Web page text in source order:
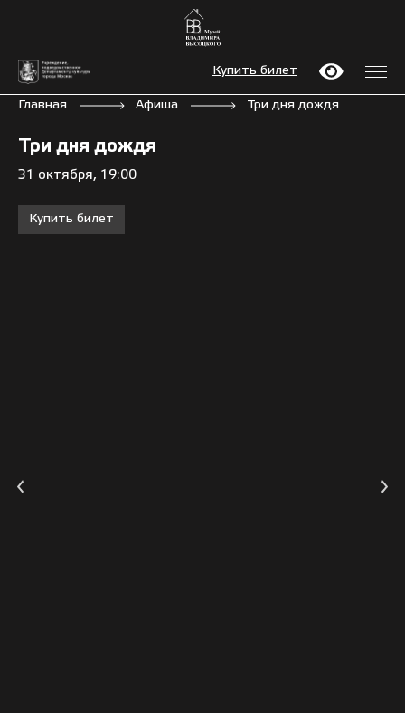
Купить билет
Главная Афиша Три дня дождя
Три дня дождя
31 октября, 19:00
Купить билет